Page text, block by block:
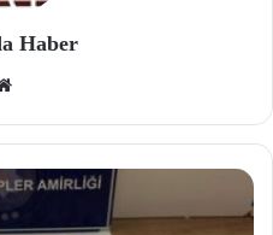
Haber
site
si